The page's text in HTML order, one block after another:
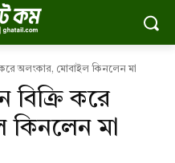
করে অলংকার, মোবাইল কিনলেন মা
বিক্রি করে
মা